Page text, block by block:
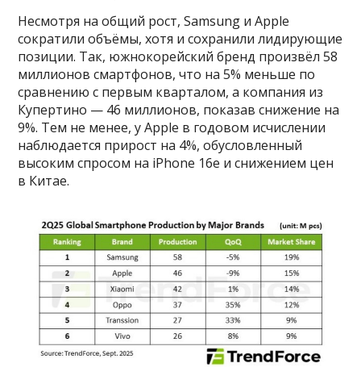
Несмотря на общий рост, Samsung и Apple
сократили объёмы, хотя и сохранили лидирующие
позиции. Так, южнокорейский бренд произвёл 58
миллионов смартфонов, что на 5% меньше по
сравнению с первым кварталом, а компания из
Купертино — 46 миллионов, показав снижение на
9%. Тем не менее, у Apple в годовом исчислении
наблюдается прирост на 4%, обусловленный
высоким спросом на iPhone 16e и снижением цен
в Китае.